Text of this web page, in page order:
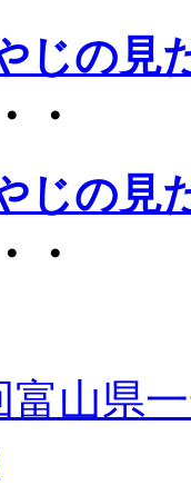
じの見
・
じの見
・
富山県